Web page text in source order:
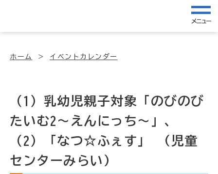
メニュー
ホーム イベントカレンダー
（1）乳幼児親子対象「のびのび
たいむ2～えんにっち～」、
（2）「なつ☆ふぇす」 (児童
センターみらい)